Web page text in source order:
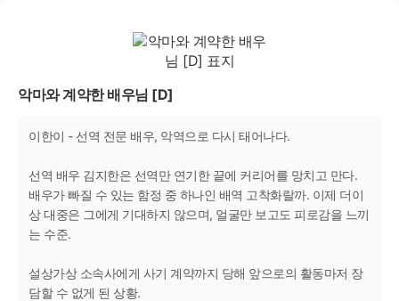
악마와 계약한 배우님 [D]
이한이 - 선역 전문 배우, 악역으로 다시 태어나다.
선역 배우 김지한은 선역만 연기한 끝에 커리어를 망치고 만다.
배우가 빠질 수 있는 함정 중 하나인 배역 고착화랄까. 이제 더이
상 대중은 그에게 기대하지 않으며, 얼굴만 보고도 피로감을 느끼
는 수준.
설상가상 소속사에게 사기 계약까지 당해 앞으로의 활동마저 장
담할 수 없게 된 상황.